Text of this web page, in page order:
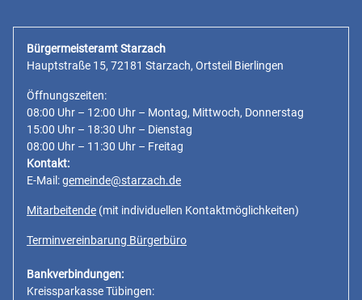
Bürgermeisteramt Starzach
Hauptstraße 15, 72181 Starzach, Ortsteil Bierlingen
Öffnungszeiten:
08:00 Uhr – 12:00 Uhr – Montag, Mittwoch, Donnerstag
15:00 Uhr – 18:30 Uhr – Dienstag
08:00 Uhr – 11:30 Uhr – Freitag
Kontakt:
E-Mail:gemeinde@starzach.de
Mitarbeitende (mit individuellen Kontaktmöglichkeiten)
Terminvereinbarung Bürgerbüro
Bankverbindungen:
Kreissparkasse Tübingen: